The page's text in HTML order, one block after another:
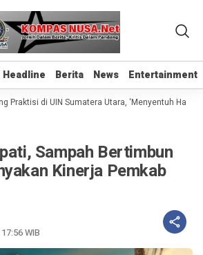
Headline Berita News Entertainment
Headline Berita News Entertainment
di UIN Sumatera Utara, ‘Menyentuh Hati
Sampah Bertimbun
Kinerja Pemkab
WIB